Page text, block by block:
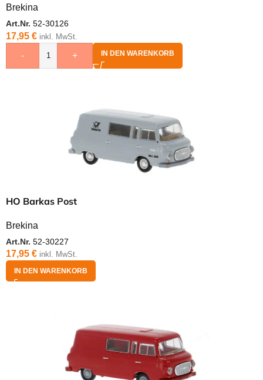
Brekina
Art.Nr. 52-30126
17,95 € inkl. MwSt.
- + IN DEN WARENKORB
HO Barkas Post
Brekina
Art.Nr. 52-30227
17,95 € inkl. MwSt.
IN DEN WARENKORB